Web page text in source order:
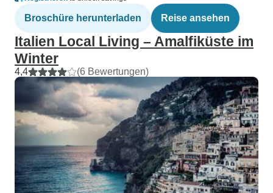
Broschüre herunterladen Reise ansehen
Italien Local Living – Amalfiküste im
Winter
4,4 (6 Bewertungen)